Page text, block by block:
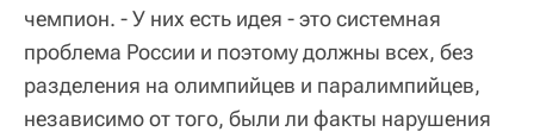
чемпион. - У них есть идея - это системная
проблема России и поэтому должны всех, без
разделения на олимпийцев и паралимпийцев,
независимо от того, были ли факты нарушения